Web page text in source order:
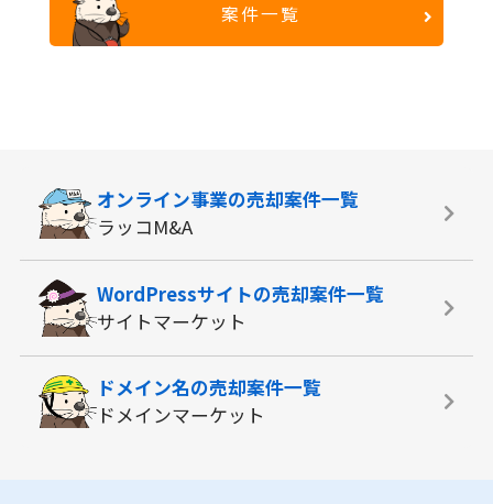
案件一覧
オンライン事業の売却案件一覧
ラッコM&A
WordPressサイトの売却案件一覧
サイトマーケット
ドメイン名の売却案件一覧
ドメインマーケット